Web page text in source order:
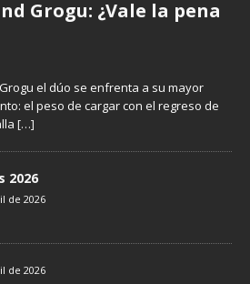
Grogu: ¿Vale la pena
el dúo se enfrenta a su mayor
el peso de cargar con el regreso de
[…]
2026
de 2026
de 2026